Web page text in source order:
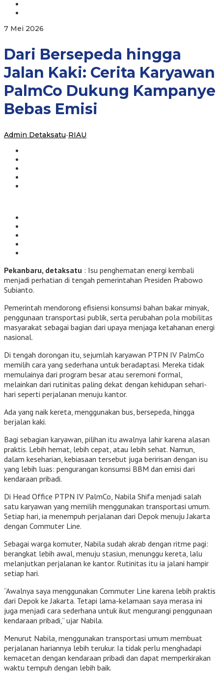
Bebas
Emisi
7 Mei 2026
Dari Bersepeda hingga
Jalan Kaki: Cerita Karyawan
PalmCo Dukung Kampanye
Bebas Emisi
Admin Detaksatu-RIAU
Pekanbaru, detaksatu : Isu penghematan energi kembali
menjadi perhatian di tengah pemerintahan Presiden Prabowo
Subianto.
Pemerintah mendorong efisiensi konsumsi bahan bakar minyak,
penggunaan transportasi publik, serta perubahan pola mobilitas
masyarakat sebagai bagian dari upaya menjaga ketahanan energi
nasional.
Di tengah dorongan itu, sejumlah karyawan PTPN IV PalmCo
memilih cara yang sederhana untuk beradaptasi. Mereka tidak
memulainya dari program besar atau seremoni formal,
melainkan dari rutinitas paling dekat dengan kehidupan sehari-
hari seperti perjalanan menuju kantor.
Ada yang naik kereta, menggunakan bus, bersepeda, hingga
berjalan kaki.
Bagi sebagian karyawan, pilihan itu awalnya lahir karena alasan
praktis. Lebih hemat, lebih cepat, atau lebih sehat. Namun,
dalam keseharian, kebiasaan tersebut juga beririsan dengan isu
yang lebih luas: pengurangan konsumsi BBM dan emisi dari
kendaraan pribadi.
Di Head Office PTPN IV PalmCo, Nabila Shifa menjadi salah
satu karyawan yang memilih menggunakan transportasi umum.
Setiap hari, ia menempuh perjalanan dari Depok menuju Jakarta
dengan Commuter Line.
Sebagai warga komuter, Nabila sudah akrab dengan ritme pagi:
berangkat lebih awal, menuju stasiun, menunggu kereta, lalu
melanjutkan perjalanan ke kantor. Rutinitas itu ia jalani hampir
setiap hari.
“Awalnya saya menggunakan Commuter Line karena lebih praktis
dari Depok ke Jakarta. Tetapi lama-kelamaan saya merasa ini
juga menjadi cara sederhana untuk ikut mengurangi penggunaan
kendaraan pribadi,” ujar Nabila.
Menurut Nabila, menggunakan transportasi umum membuat
perjalanan hariannya lebih terukur. Ia tidak perlu menghadapi
kemacetan dengan kendaraan pribadi dan dapat memperkirakan
waktu tempuh dengan lebih baik.